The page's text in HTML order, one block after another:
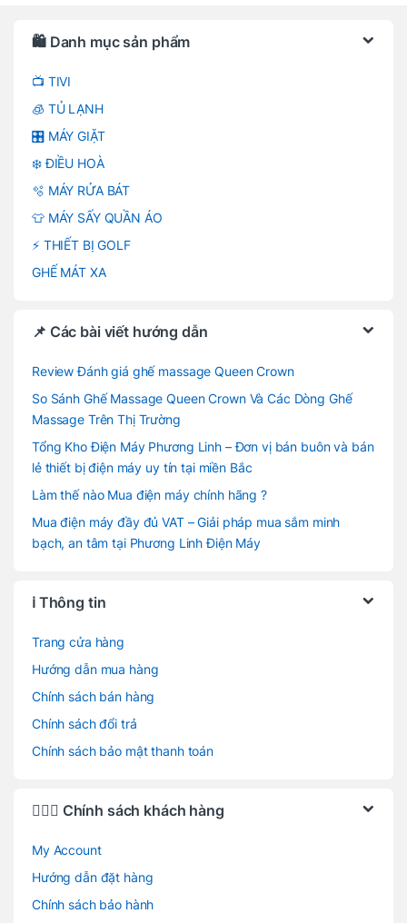
🛍️ Danh mục sản phẩm
📺 TIVI
🧊 TỦ LẠNH
🎛️ MÁY GIẶT
❄️ ĐIỀU HOÀ
🫧 MÁY RỬA BÁT
👕 MÁY SẤY QUẦN ÁO
⚡ THIẾT BỊ GOLF
GHẾ MÁT XA
📌 Các bài viết hướng dẫn
Review Đánh giá ghế massage Queen Crown
So Sánh Ghế Massage Queen Crown Và Các Dòng Ghế
Massage Trên Thị Trường
Tổng Kho Điện Máy Phương Linh – Đơn vị bán buôn và bán
lẻ thiết bị điện máy uy tín tại miền Bắc
Làm thế nào Mua điện máy chính hãng ?
Mua điện máy đầy đủ VAT – Giải pháp mua sắm minh
bạch, an tâm tại Phương Linh Điện Máy
ℹ️ Thông tin
Trang cửa hàng
Hướng dẫn mua hàng
Chính sách bán hàng
Chính sách đổi trả
Chính sách bảo mật thanh toán
🙋🏻‍♂️ Chính sách khách hàng
My Account
Hướng dẫn đặt hàng
Chính sách bảo hành